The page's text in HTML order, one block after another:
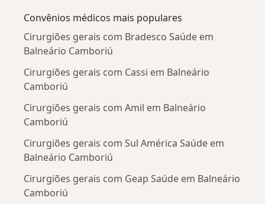
Convênios médicos mais populares
Cirurgiões gerais com Bradesco Saúde em
Balneário Camboriú
Cirurgiões gerais com Cassi em Balneário
Camboriú
Cirurgiões gerais com Amil em Balneário
Camboriú
Cirurgiões gerais com Sul América Saúde em
Balneário Camboriú
Cirurgiões gerais com Geap Saúde em Balneário
Camboriú